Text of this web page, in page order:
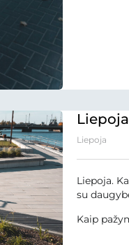
Liepoja
Liepoja.
su
Kaip